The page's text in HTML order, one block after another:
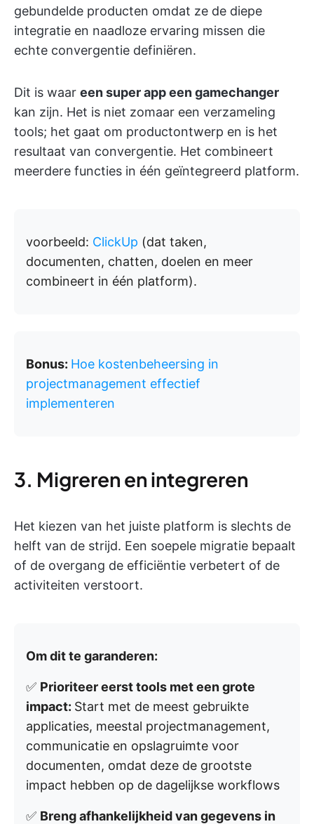
gebundelde producten omdat ze de diepe
integratie en naadloze ervaring missen die
echte convergentie definiëren.
Dit is waar een super app een gamechanger
kan zijn. Het is niet zomaar een verzameling
tools; het gaat om productontwerp en is het
resultaat van convergentie. Het combineert
meerdere functies in één geïntegreerd platform.
voorbeeld: ClickUp (dat taken,
documenten, chatten, doelen en meer
combineert in één platform).
Bonus: Hoe kostenbeheersing in
projectmanagement effectief
implementeren
3. Migreren en integreren
Het kiezen van het juiste platform is slechts de
helft van de strijd. Een soepele migratie bepaalt
of de overgang de efficiëntie verbetert of de
activiteiten verstoort.
Om dit te garanderen:
✅ Prioriteer eerst tools met een grote
impact: Start met de meest gebruikte
applicaties, meestal projectmanagement,
communicatie en opslagruimte voor
documenten, omdat deze de grootste
impact hebben op de dagelijkse workflows
✅ Breng afhankelijkheid van gegevens in